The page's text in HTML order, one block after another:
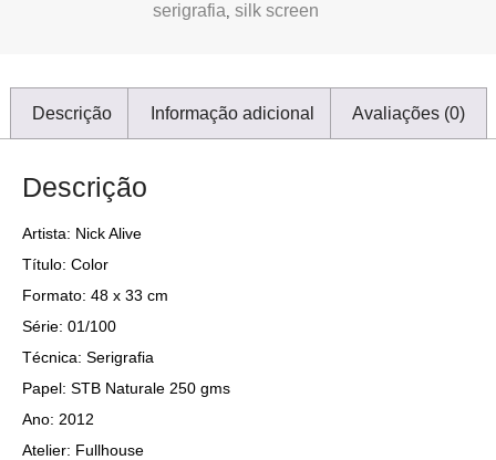
serigrafia, silk screen
Descrição Informação adicional Avaliações (0)
Descrição
Artista: Nick Alive
Título: Color
Formato: 48 x 33 cm
Série: 01/100
Técnica: Serigrafia
Papel: STB Naturale 250 gms
Ano: 2012
Atelier: Fullhouse